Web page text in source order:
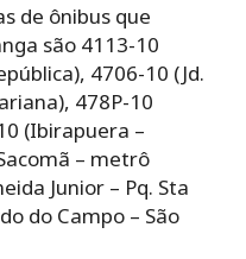
de ônibus que
são 4113-10
4706-10 (Jd.
478P-10
(Ibirapuera –
– metrô
Junior – Pq. Sta
do Campo – São